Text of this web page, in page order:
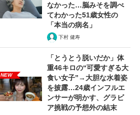
なかった…脳みそを調べ
てわかった51歳女性の
「本当の病名」
下村 健寿
NEW
「とうとう脱いだか」体
重46キロの“可愛すぎる大
食い女子”→大胆な水着姿
を披露…24歳インフルエ
ンサーが明かす、グラビ
ア挑戦の予想外の結末